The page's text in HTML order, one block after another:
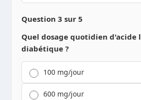
Question 3 sur 5
Quel dosage quotidien
diabétique ?
100 mg/jour
600 mg/jour